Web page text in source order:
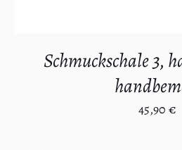
Schmuckschale 3,
45,90 €